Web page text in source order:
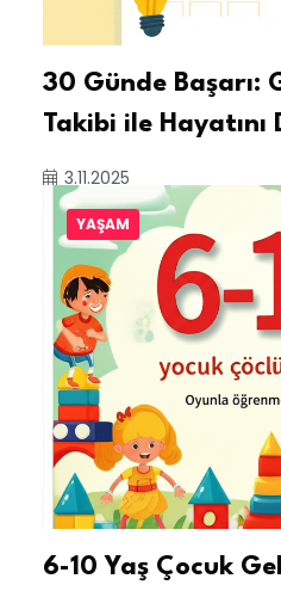
30 Günde Başarı:
Takibi ile Hayatını
3.11.2025
YAŞAM
6-10 Yaş Çocuk